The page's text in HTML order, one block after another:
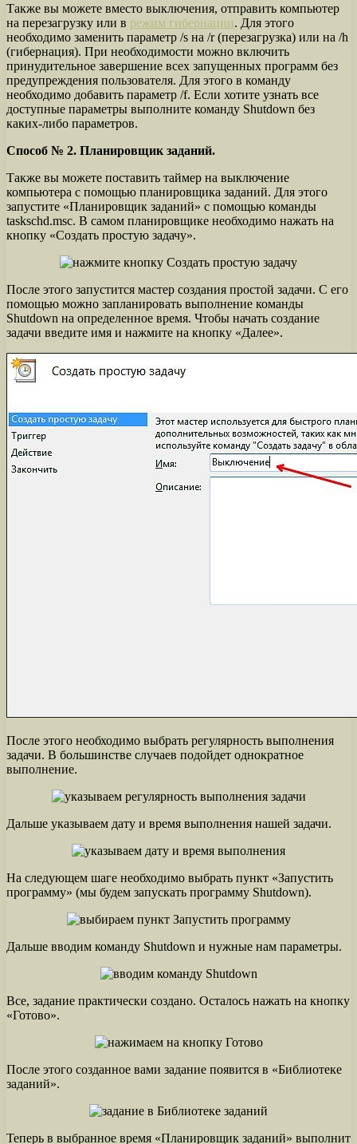
Также вы можете вместо выключения, отправить компьютер
на перезагрузку или в режим гибернации. Для этого
необходимо заменить параметр /s на /r (перезагрузка) или на /h
(гибернация). При необходимости можно включить
принудительное завершение всех запущенных программ без
предупреждения пользователя. Для этого в команду
необходимо добавить параметр /f. Если хотите узнать все
доступные параметры выполните команду Shutdown без
каких-либо параметров.
Способ № 2. Планировщик заданий.
Также вы можете поставить таймер на выключение
компьютера с помощью планировщика заданий. Для этого
запустите «Планировщик заданий» с помощью команды
taskschd.msc. В самом планировщике необходимо нажать на
кнопку «Создать простую задачу».
После этого запустится мастер создания простой задачи. С его
помощью можно запланировать выполнение команды
Shutdown на определенное время. Чтобы начать создание
задачи введите имя и нажмите на кнопку «Далее».
После этого необходимо выбрать регулярность выполнения
задачи. В большинстве случаев подойдет однократное
выполнение.
Дальше указываем дату и время выполнения нашей задачи.
На следующем шаге необходимо выбрать пункт «Запустить
программу» (мы будем запускать программу Shutdown).
Дальше вводим команду Shutdown и нужные нам параметры.
Все, задание практически создано. Осталось нажать на кнопку
«Готово».
После этого созданное вами задание появится в «Библиотеке
заданий».
Теперь в выбранное время «Планировщик заданий» выполнит